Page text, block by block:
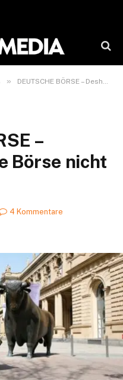
» DEUTSCHE BÖRSE – Deshalb wird die Börse nicht disruptiert!
–
Börse nicht
4 Kommentare